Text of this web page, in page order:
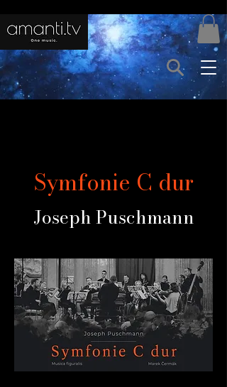
Symfonie C dur
Joseph Puschmann